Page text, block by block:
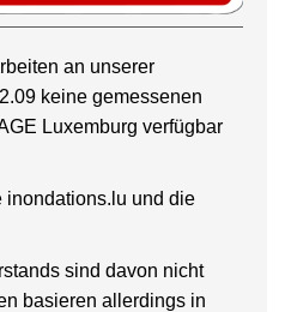
an unserer
keine gemessenen
Luxemburg verfügbar
inondations.lu und die
sind davon nicht
basieren allerdings in